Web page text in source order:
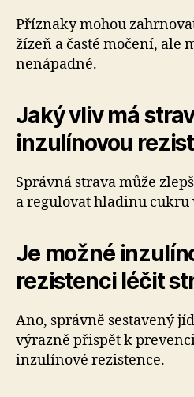
Příznaky mohou
žízeň a časté močení, ale
nenápadné.
Jaký vliv má
inzulínovou
Správná strava může
a regulovat hladinu cukru
Je možné
rezistenci léčit
Ano, správně sestavený
výrazně přispět k
inzulínové rezistence.